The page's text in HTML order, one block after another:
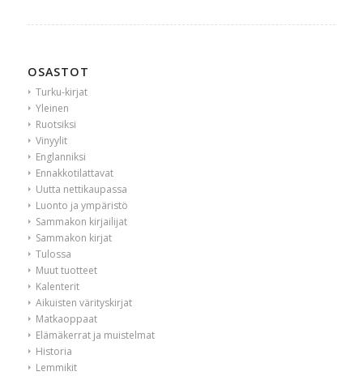
OSASTOT
Turku-kirjat
Yleinen
Ruotsiksi
Vinyylit
Englanniksi
Ennakkotilattavat
Uutta nettikaupassa
Luonto ja ympäristö
Sammakon kirjailijat
Sammakon kirjat
Tulossa
Muut tuotteet
Kalenterit
Aikuisten värityskirjat
Matkaoppaat
Elämäkerrat ja muistelmat
Historia
Lemmikit